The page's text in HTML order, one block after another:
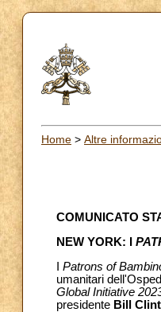
Home > Altre
COMUNICATO
NEW YORK: I
Patrons of
umanitari
Global Initiative
presidente Bill